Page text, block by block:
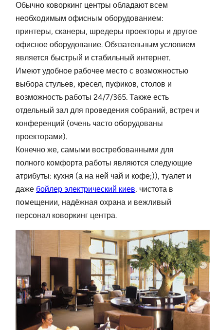
Обычно коворкинг центры обладают всем
необходимым офисным оборудованием:
принтеры, сканеры, шредеры проекторы и другое
офисное оборудование. Обязательным условием
является быстрый и стабильный интернет.
Имеют удобное рабочее место с возможностью
выбора стульев, кресел, пуфиков, столов и
возможность работы 24/7/365. Также есть
отдельный зал для проведения собраний, встреч и
конференций (очень часто оборудованы
проекторами).
Конечно же, самыми востребованными для
полного комфорта работы являются следующие
атрибуты: кухня (а на ней чай и кофе;)), туалет и
даже бойлер электрический киев, чистота в
помещении, надёжная охрана и вежливый
персонал коворкинг центра.